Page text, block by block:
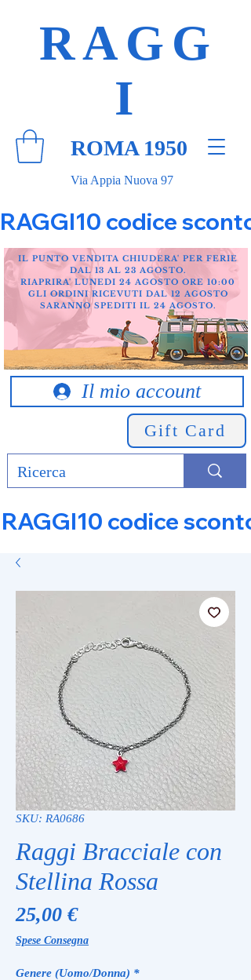
Via Appia Nuova 97
RAGG
I
ROMA 1950
RAGGI10 codice
Il mio account
Gift Card
IL PUNTO VENDITA CHIUDERA' PER FERIE
DAL 13 AL 23 AGOSTO.
RIAPRIRA' LUNEDI 24 AGOSTO ORE 10:00
GLI ORDINI RICEVUTI DAL 12 AGOSTO
SARANNO SPEDITI IL 24 AGOSTO.
RAGGI10 codice
SKU: RA0686
Raggi Bracciale con
Stellina Rossa
25,00 €Prezzo
Spese Consegna
Genere (Uomo/Donna) *